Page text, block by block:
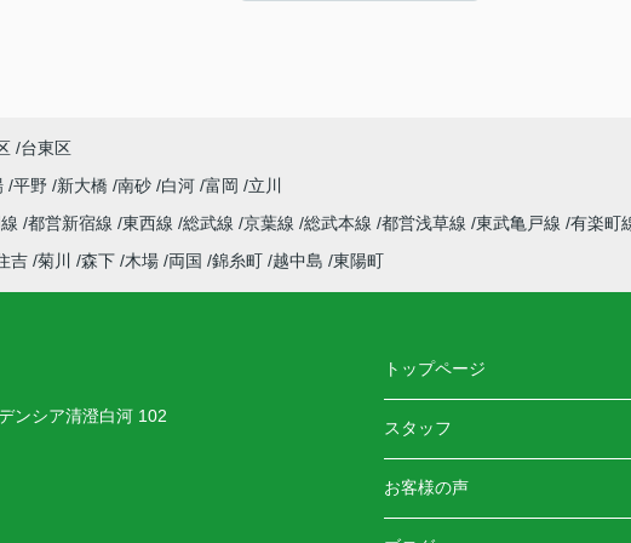
LINEでのご連絡でしたが、とても迅速かつ丁寧
台東区
平野 新大橋 南砂 白河 富岡
立川
都営新宿線 東西線 総武線 京葉線 総武本線 都営浅草線 東武亀戸線 有楽町
吉 菊川 森下 木場 両国 錦糸町 越中島 東陽町
ンシア清澄白河 102
トップページ
スタッフ
お客様の声